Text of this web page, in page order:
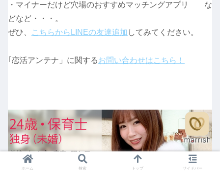
・マイナーだけど穴場のおすすめマッチングアプリ な
どなど・・・。
ぜひ、
こちらからLINEの友達追加 してみてください。
｢恋活アンテナ」に関するお問い合わせはこちら！
ホーム 検索 トップ サイドバー